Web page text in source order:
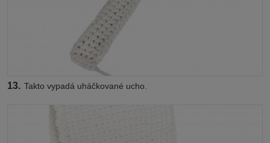
13. Takto vypadá uháčkované ucho.